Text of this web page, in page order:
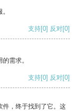
支持[0] 反对[0]
需求。
支持[0] 反对[0]
件，终于找到了它。这